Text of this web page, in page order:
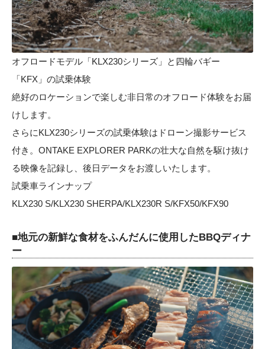
オフロードモデル「KLX230シリーズ」と四輪バギー
「KFX」の試乗体験
絶好のロケーションで楽しむ非日常のオフロード体験をお届
けします。
さらにKLX230シリーズの試乗体験はドローン撮影サービス
付き。ONTAKE EXPLORER PARKの壮大な自然を駆け抜け
る映像を記録し、後日データをお渡しいたします。
試乗車ラインナップ
KLX230 S/KLX230 SHERPA/KLX230R S/KFX50/KFX90
■地元の新鮮な食材をふんだんに使用したBBQディナ
ー